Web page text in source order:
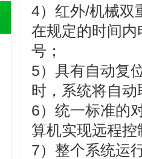
4）红外/机械双
在规定的时间
号；
5）具有自动复
时，系统将自
6）统一标准的
算机实现远程控
7）整个系统运